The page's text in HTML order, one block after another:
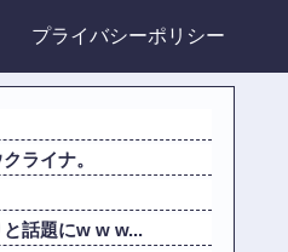
プライバシーポリシー
ライナ。
と話題にw w w...